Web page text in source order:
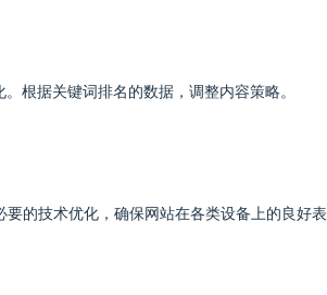
根据关键词排名的数据，调整内容策略。
的技术优化，确保网站在各类设备上的良好表